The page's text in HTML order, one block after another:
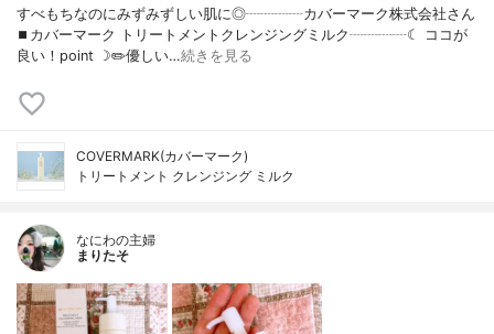
すべもちなのにみずみずしい肌に◎┈┈┈┈カバーマーク株式会社さん
⏹カバーマーク トリートメントクレンジングミルク┈┈┈┈☾ ココが
良い！point ☽✏️優しい…続きを見る
COVERMARK(カバーマーク)
トリートメント クレンジング ミルク
なにわの主婦
まりたそ